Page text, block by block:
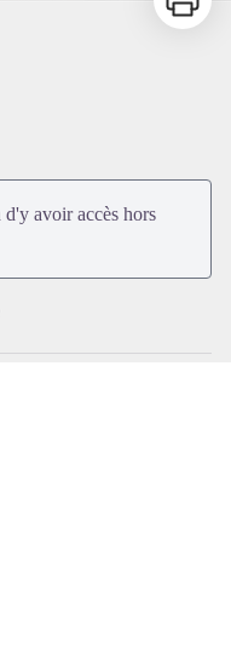
avoir accès hors